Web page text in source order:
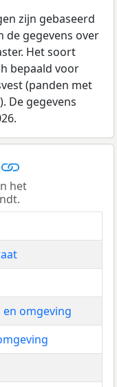
zijn gebaseerd
de gegevens over
Het soort
bepaald voor
(panden met
De gegevens
het
omgeving